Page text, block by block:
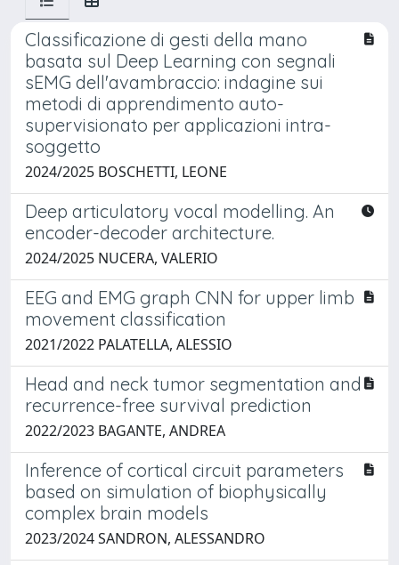
Classificazione di gesti della mano
basata sul Deep Learning con segnali
sEMG dell'avambraccio: indagine sui
metodi di apprendimento auto-
supervisionato per applicazioni intra-
soggetto
2024/2025 BOSCHETTI, LEONE
Deep articulatory vocal modelling. An
encoder-decoder architecture.
2024/2025 NUCERA, VALERIO
EEG and EMG graph CNN for upper limb
movement classification
2021/2022 PALATELLA, ALESSIO
Head and neck tumor segmentation and
recurrence-free survival prediction
2022/2023 BAGANTE, ANDREA
Inference of cortical circuit parameters
based on simulation of biophysically
complex brain models
2023/2024 SANDRON, ALESSANDRO